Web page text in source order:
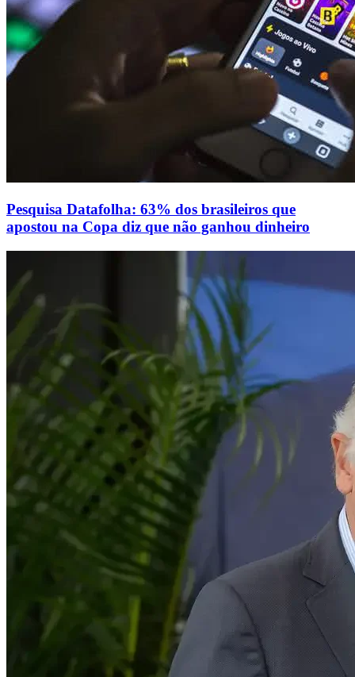
Pesquisa Datafolha: 63% dos brasileiros que
apostou na Copa diz que não ganhou dinheiro